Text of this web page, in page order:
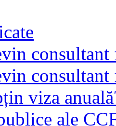
consultant
consultant
viza
ale